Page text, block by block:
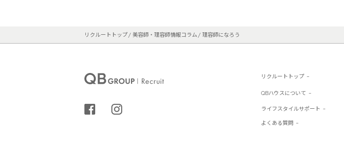
リクルートトップ 美容師・理容師情報コラム 理容師になろう
シェアする
リクルートトップ
QBハウスについて
ライフスタイルサポート
よくある質問